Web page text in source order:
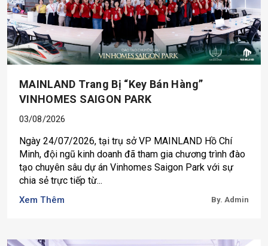
MAINLAND Trang Bị “key Bán Hàng”
VINHOMES SAIGON PARK
03/08/2026
Ngày 24/07/2026, tại trụ sở VP MAINLAND Hồ Chí
Minh, đội ngũ kinh doanh đã tham gia chương trình đào
tạo chuyên sâu dự án Vinhomes Saigon Park với sự
chia sẻ trực tiếp từ...
Xem Thêm By. Admin